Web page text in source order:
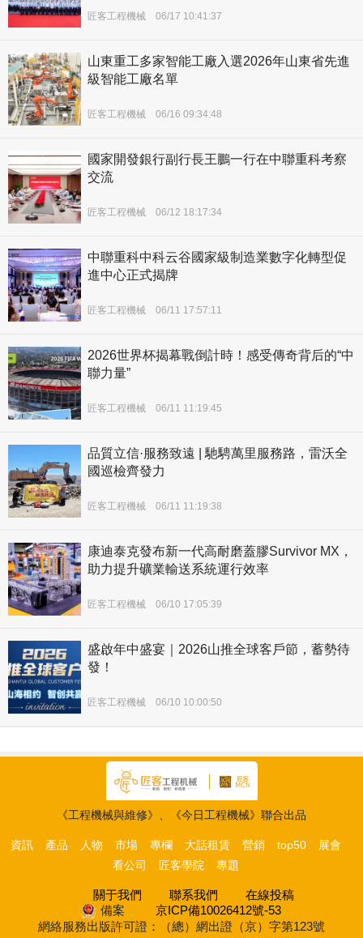
匠客工程機械 06/17 10:41:37
山東重工多家智能工廠入選2026年山東省先進
級智能工廠名單
匠客工程機械 06/16 09:34:48
國家開發銀行副行長王鵬一行在中聯重科考察
交流
匠客工程機械 06/12 18:17:34
中聯重科中科云谷國家級制造業數字化轉型促
進中心正式揭牌
匠客工程機械 06/11 17:57:11
2026世界杯揭幕戰倒計時！感受傳奇背后的“中
聯力量”
匠客工程機械 06/11 11:19:45
品質立信·服務致遠 | 馳騁萬里服務路，雷沃全
國巡檢齊發力
匠客工程機械 06/11 11:19:38
康迪泰克發布新一代高耐磨蓋膠Survivor MX，
助力提升礦業輸送系統運行效率
匠客工程機械 06/10 17:05:39
盛啟年中盛宴｜2026山推全球客戶節，蓄勢待
發！
匠客工程機械 06/10 10:00:50
《工程機械與維修》、《今日工程機械》聯合出品
資訊 產品 人物 市場 專欄 大話租賃 營銷 top50
展會
看公司
匠客學院 專題
關于我們 聯系我們
在線投稿
備案
京ICP備10026412號-53
網絡服務出版許可證：（總）網出證（京）字第123號